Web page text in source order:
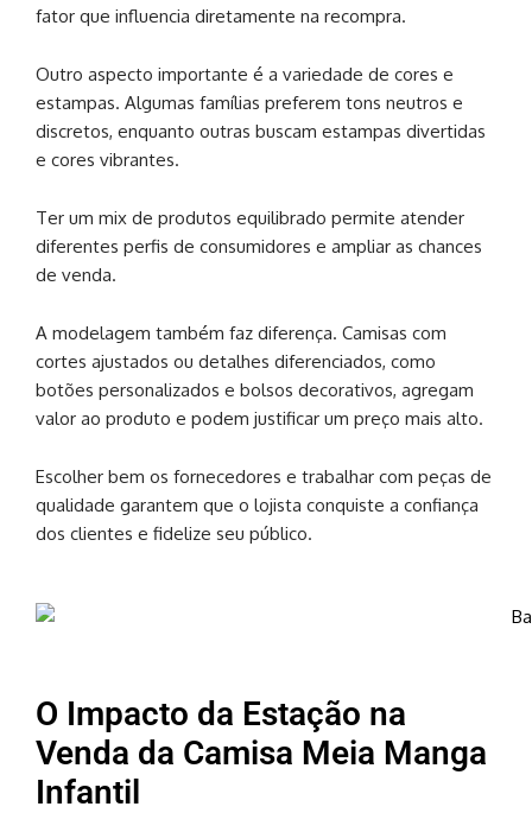
fator que influencia diretamente na recompra.
Outro aspecto importante é a variedade de cores e
estampas. Algumas famílias preferem tons neutros e
discretos, enquanto outras buscam estampas divertidas
e cores vibrantes.
Ter um mix de produtos equilibrado permite atender
diferentes perfis de consumidores e ampliar as chances
de venda.
A modelagem também faz diferença. Camisas com
cortes ajustados ou detalhes diferenciados, como
botões personalizados e bolsos decorativos, agregam
valor ao produto e podem justificar um preço mais alto.
Escolher bem os fornecedores e trabalhar com peças de
qualidade garantem que o lojista conquiste a confiança
dos clientes e fidelize seu público.
O Impacto da Estação na
Venda da Camisa Meia Manga
Infantil